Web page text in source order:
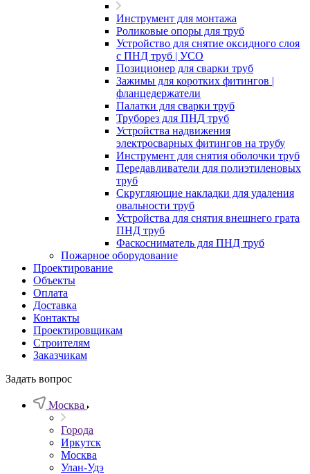
Инструмент для монтажа
Роликовые опоры для труб
Устройство для снятие оксидного слоя
с ПНД труб | УСО
Позиционер для сварки труб
Зажимы для коротких фитингов |
фланцедержатели
Палатки для сварки труб
Труборез для ПНД труб
Устройства надвижения
электросварных фитингов на трубу
Инструмент для снятия оболочки труб
Передавливатели для полиэтиленовых
труб
Скругляющие накладки для удаления
овальности труб
Устройства для снятия внешнего грата
ПНД труб
Фаскосниматель для ПНД труб
Пожарное оборудование
Проектирование
Объекты
Оплата
Доставка
Контакты
Проектировщикам
Строителям
Заказчикам
Задать вопрос
Москва
Города
Иркутск
Москва
Улан-Удэ